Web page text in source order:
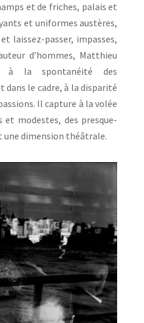
et de friches, palais et
et uniformes austères,
laissez-passer, impasses,
d’hommes, Matthieu
à la spontanéité des
dans le cadre, à la disparité
Il capture à la volée
et modestes, des presque-
une dimension théâtrale.